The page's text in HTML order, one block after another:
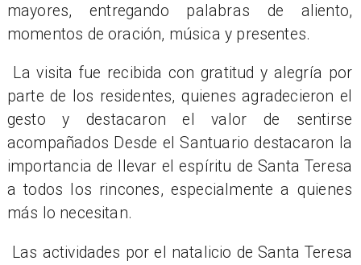
mayores, entregando palabras de aliento,
momentos de oración, música y presentes.
La visita fue recibida con gratitud y alegría por
parte de los residentes, quienes agradecieron el
gesto y destacaron el valor de sentirse
acompañados Desde el Santuario destacaron la
importancia de llevar el espíritu de Santa Teresa
a todos los rincones, especialmente a quienes
más lo necesitan.
Las actividades por el natalicio de Santa Teresa